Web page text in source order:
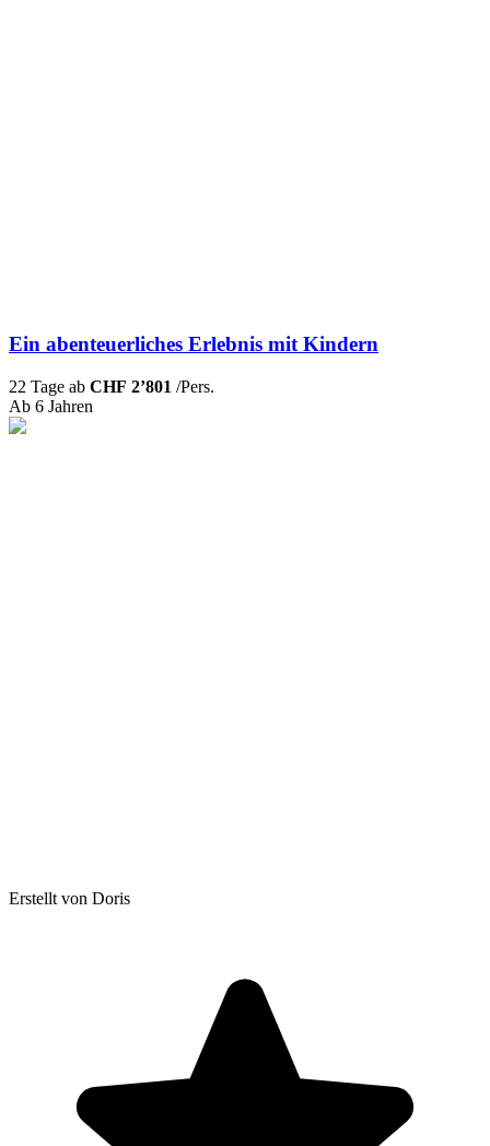
Ein abenteuerliches Erlebnis mit Kindern
22 Tage ab CHF 2’801 /Pers.
Ab 6 Jahren
Erstellt von Doris